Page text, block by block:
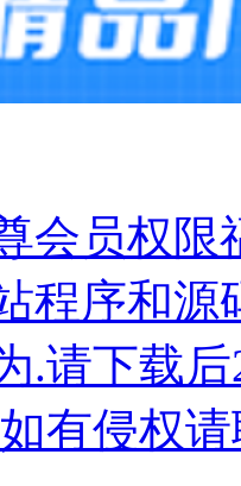
会员权限
程序和源
.请下载
有侵权